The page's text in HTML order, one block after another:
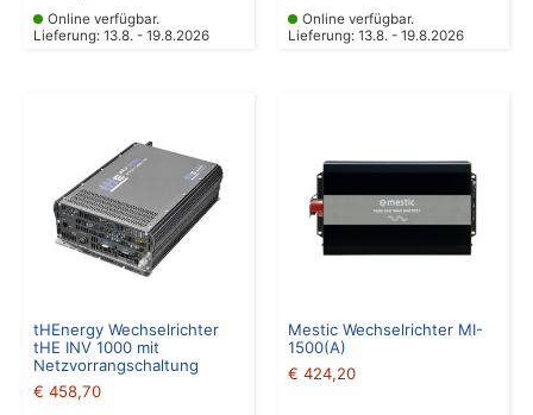
Online verfügbar.
Lieferung: 13.8. - 19.8.2026
Online verfügbar.
Lieferung: 13.8. - 19.8.2026
tHEnergy Wechselrichter
tHE INV 1000 mit
Netzvorrangschaltung
€ 458,70
Mestic Wechselrichter MI-
1500(A)
€ 424,20